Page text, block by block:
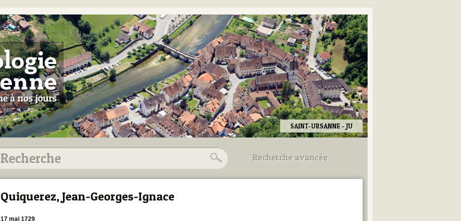
SAINT-URSANNE - JU
Recherche avancée
Utilisez les champs ci-dessous
Quiquerez, Jean-Georges-Ignace
17 mai 1729